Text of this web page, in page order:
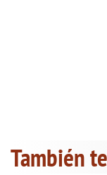
También